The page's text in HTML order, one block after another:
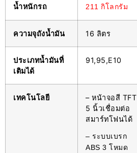
น้ำหนักรถ 211 กิโลกรัม
ความจุถังน้ำมัน 16 ลิตร
ประเภทน้ำมันที่
เติมได้
91,95,E10
เทคโนโลยี
– หน้าจอสี TFT
5 นิ้วเชื่อมต่อ
สมาร์ทโฟนได้
– ระบบเบรก
ABS 3 โหมด